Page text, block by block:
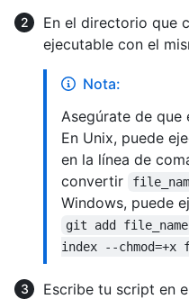
En el directorio que
ejecutable con el
Nota:
Asegúrate de que
En Unix, puede
en la línea de
convertir
Windows, puede
git add file_name
index --chmod=+x
Escribe tu script en